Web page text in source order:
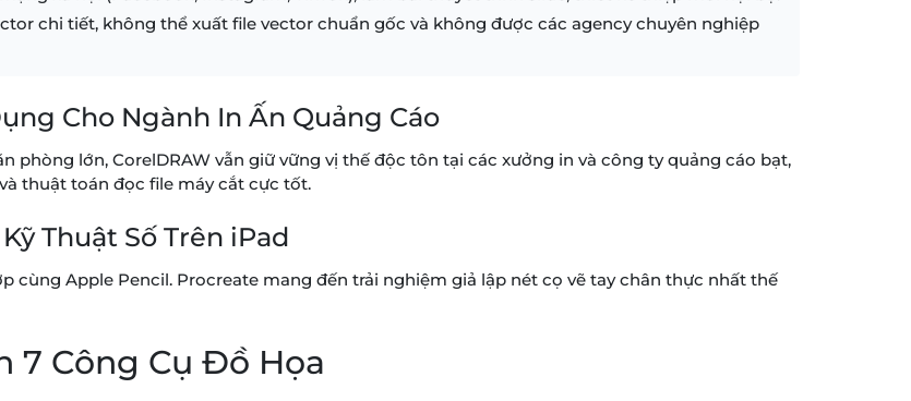
chi tiết, không thể xuất file vector chuẩn gốc và không được các agency chuyên nghiệp
Cho Ngành In Ấn Quảng Cáo
phòng lớn, CorelDRAW vẫn giữ vững vị thế độc tôn tại các xưởng in và công ty quảng cáo bạt,
thuật toán đọc file máy cắt cực tốt.
Thuật Số Trên iPad
cùng Apple Pencil. Procreate mang đến trải nghiệm giả lập nét cọ vẽ tay chân thực nhất thế
7 Công Cụ Đồ Họa